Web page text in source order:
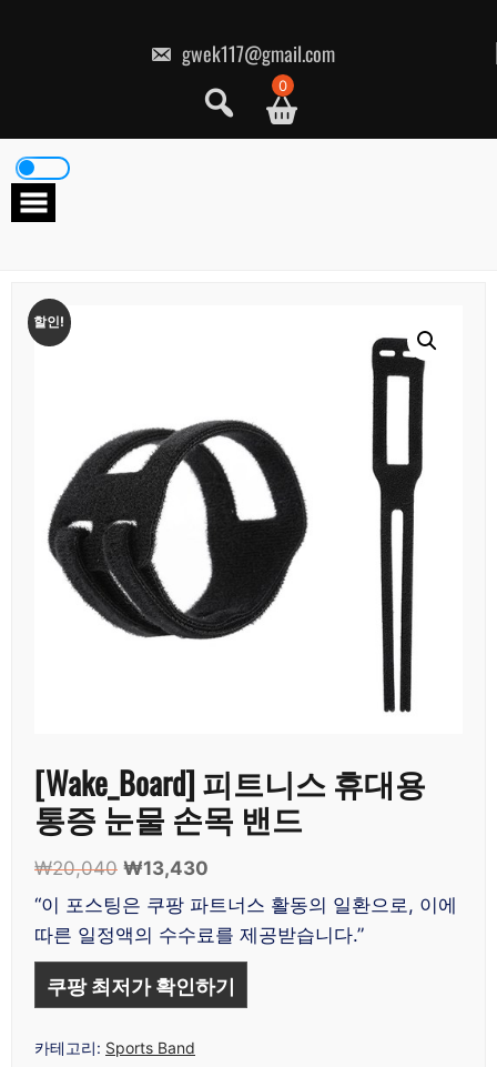
gwek117@gmail.com
0
할인!
[Wake_Board] 피트니스 휴대용
통증 눈물 손목 밴드
₩20,040 원
래
가
격:
₩20,040.
₩13,430
재
가
격:
₩13,430.
“이 포스팅은 쿠팡 파트너스 활동의 일환으로, 이에
따른 일정액의 수수료를 제공받습니다.”
쿠팡 최저가 확인하기
카테고리: Sports Band